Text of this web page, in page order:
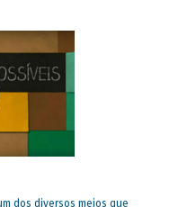
dos diversos meios que